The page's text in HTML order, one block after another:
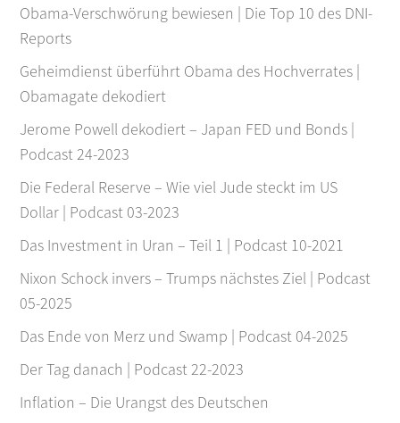
Obama-Verschwörung bewiesen | Die Top 10 des DNI-
Reports
Geheimdienst überführt Obama des Hochverrates |
Obamagate dekodiert
Jerome Powell dekodiert – Japan FED und Bonds |
Podcast 24-2023
Die Federal Reserve – Wie viel Jude steckt im US
Dollar | Podcast 03-2023
Das Investment in Uran – Teil 1 | Podcast 10-2021
Nixon Schock invers – Trumps nächstes Ziel | Podcast
05-2025
Das Ende von Merz und Swamp | Podcast 04-2025
Der Tag danach | Podcast 22-2023
Inflation – Die Urangst des Deutschen